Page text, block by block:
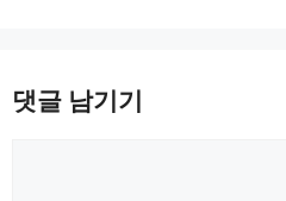
댓글 남기기